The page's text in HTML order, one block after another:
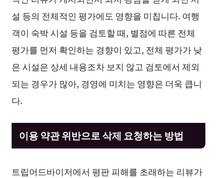
설 등의 전체적인 평가에도 영향을 미칩니다. 여행
객이 숙박 시설 등을 검토할 때, 별점에 따른 전체
평가를 먼저 확인하는 경향이 있고, 전체 평가가 낮
은 시설은 상세 내용조차 보지 않고 검토에서 제외
되는 경우가 많아, 경영에 미치는 영향은 더욱 큽니
다.
이용 약관 위반으로 삭제 요청하는 방법
트립어드바이저에서 평판 피해를 초래하는 리뷰가